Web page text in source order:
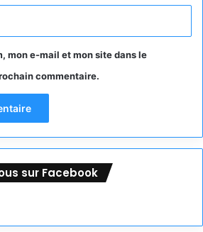
mon e-mail et mon site dans le
commentaire.
sur Facebook